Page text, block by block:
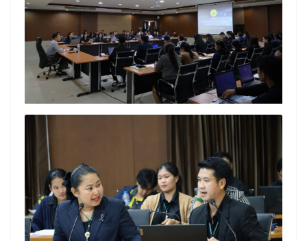
Search
Search